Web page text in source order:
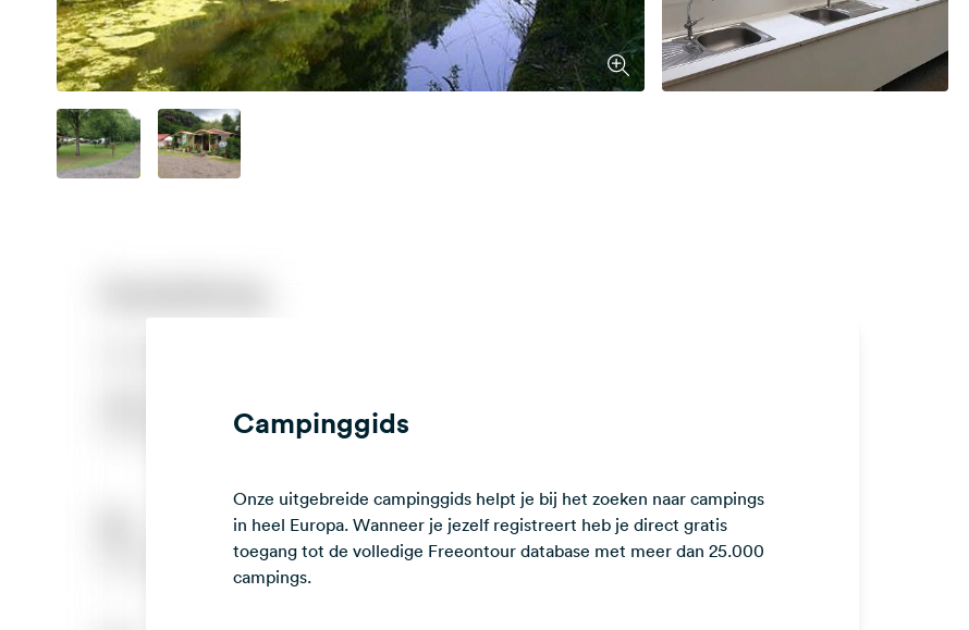
Campinggids
Onze uitgebreide campinggids helpt je bij het zoeken naar campings
in heel Europa. Wanneer je jezelf registreert heb je direct gratis
toegang tot de volledige Freeontour database met meer dan 25.000
campings.